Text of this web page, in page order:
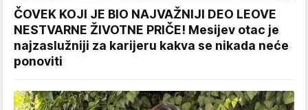
ČOVEK KOJI JE BIO NAJVAŽNIJI DEO LEOVE
NESTVARNE ŽIVOTNE PRIČE! Mesijev otac je
najzaslužniji za karijeru kakva se nikada neće
ponoviti